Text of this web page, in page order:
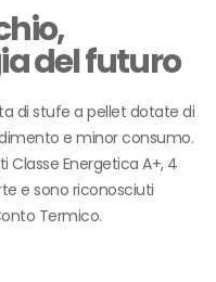
del futuro
di stufe a pellet dotate di
e minor consumo.
Energetica A+, 4
e sono riconosciuti
Termico.